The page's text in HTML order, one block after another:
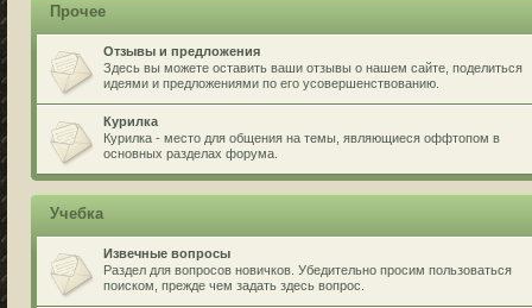
Прочее
Отзывы и предложения
Здесь вы можете оставить ваши отзывы о нашем сайте, поделиться
идеями и предложениями по его усовершенствованию.
Курилка
Курилка - место для общения на темы, являющиеся оффтопом в
основных разделах форума.
Учебка
Извечные вопросы
Раздел для вопросов новичков. Убедительно просим пользоваться
поиском, прежде чем задать здесь вопрос.